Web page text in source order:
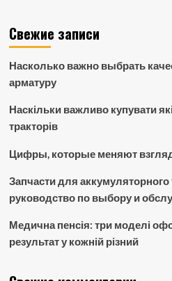
Свежие записи
Насколько важно выбрать
арматуру
Наскільки важливо купувати
тракторів
Цифры, которые меняют
Запчасти для
руководство по выбору и
Медична пенсія: три моделі
результат у кожній різний